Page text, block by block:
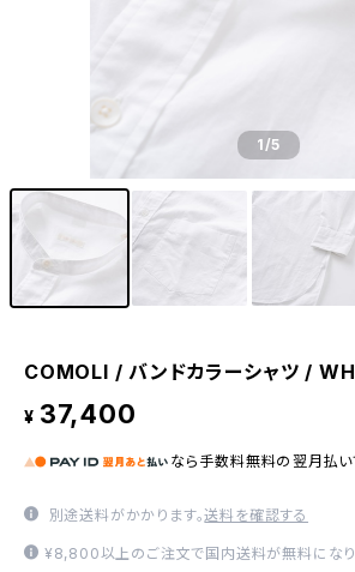
1/5
COMOLI / バンドカラーシャツ /
¥ 37,400
なら 手数料無料の 翌月払
別途送料がかかります。送料を確認する
¥8,800以上のご注文で国内送料が無料になり